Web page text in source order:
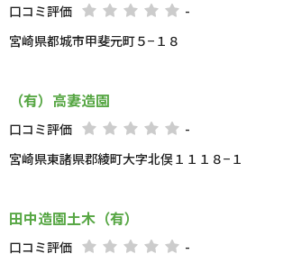
口コミ評価
-
宮崎県都城市甲斐元町５−１８
（有）高妻造園
口コミ評価
-
宮崎県東諸県郡綾町大字北俣１１１８−１
田中造園土木（有）
口コミ評価
-